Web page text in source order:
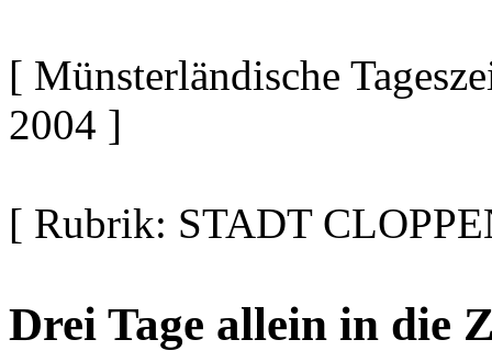
[ Münsterländische
2004 ]
[ Rubrik: STADT
Drei Tage allein in die